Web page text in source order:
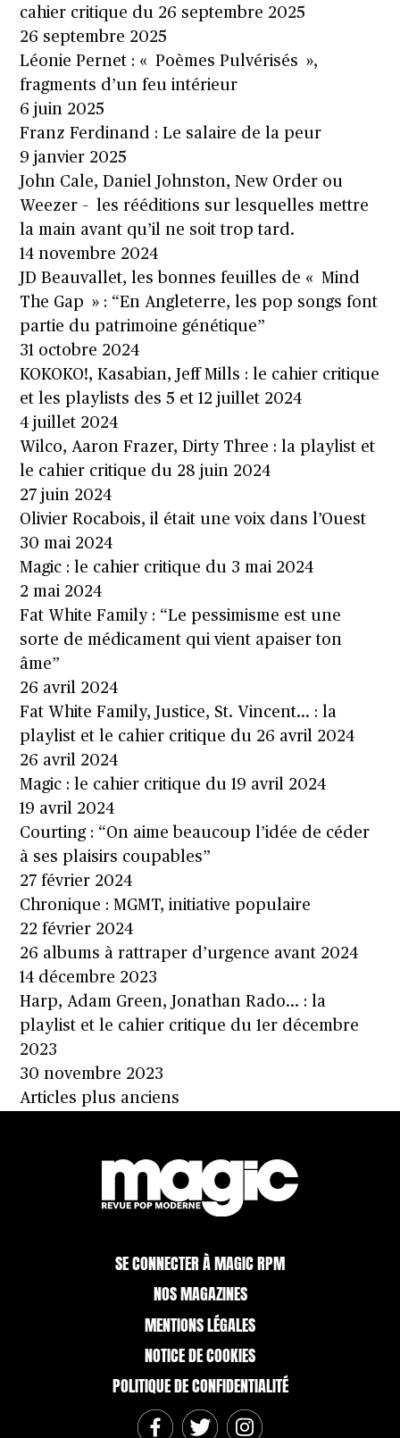
cahier critique du 26 septembre 2025
26 septembre 2025
Léonie Pernet : « Poèmes Pulvérisés »,
fragments d’un feu intérieur
6 juin 2025
Franz Ferdinand : Le salaire de la peur
9 janvier 2025
John Cale, Daniel Johnston, New Order ou
Weezer – les rééditions sur lesquelles mettre
la main avant qu’il ne soit trop tard.
14 novembre 2024
JD Beauvallet, les bonnes feuilles de « Mind
The Gap » : “En Angleterre, les pop songs font
partie du patrimoine génétique”
31 octobre 2024
KOKOKO!, Kasabian, Jeff Mills : le cahier critique
et les playlists des 5 et 12 juillet 2024
4 juillet 2024
Wilco, Aaron Frazer, Dirty Three : la playlist et
le cahier critique du 28 juin 2024
27 juin 2024
Olivier Rocabois, il était une voix dans l’Ouest
30 mai 2024
Magic : le cahier critique du 3 mai 2024
2 mai 2024
Fat White Family : “Le pessimisme est une
sorte de médicament qui vient apaiser ton
âme”
26 avril 2024
Fat White Family, Justice, St. Vincent… : la
playlist et le cahier critique du 26 avril 2024
26 avril 2024
Magic : le cahier critique du 19 avril 2024
19 avril 2024
Courting : “On aime beaucoup l’idée de céder
à ses plaisirs coupables”
27 février 2024
Chronique : MGMT, initiative populaire
22 février 2024
26 albums à rattraper d’urgence avant 2024
14 décembre 2023
Harp, Adam Green, Jonathan Rado… : la
playlist et le cahier critique du 1er décembre
2023
30 novembre 2023
Navigation
Articles plus anciens
SE CONNECTER À MAGIC RPM
NOS MAGAZINES
MENTIONS LÉGALES
NOTICE DE COOKIES
POLITIQUE DE CONFIDENTIALITÉ